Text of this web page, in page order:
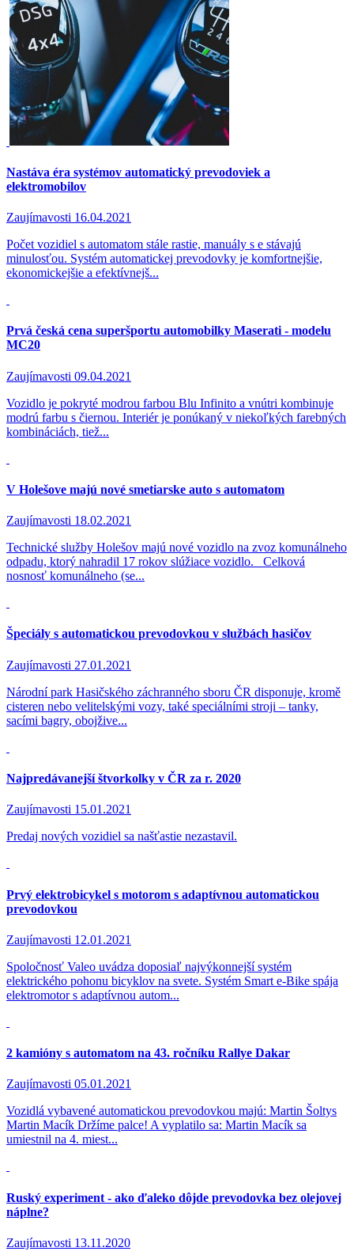
Nastáva éra systémov automatický prevodoviek a
elektromobilov
Zaujímavosti 16.04.2021
Počet vozidiel s automatom stále rastie, manuály s e stávajú
minulosťou. Systém automatickej prevodovky je komfortnejšie,
ekonomickejšie a efektívnejš...
Prvá česká cena superšportu automobilky Maserati - modelu
MC20
Zaujímavosti 09.04.2021
Vozidlo je pokryté modrou farbou Blu Infinito a vnútri kombinuje
modrú farbu s čiernou. Interiér je ponúkaný v niekoľkých farebných
kombináciách, tiež...
V Holešove majú nové smetiarske auto s automatom
Zaujímavosti 18.02.2021
Technické služby Holešov majú nové vozidlo na zvoz komunálneho
odpadu, ktorý nahradil 17 rokov slúžiace vozidlo. Celková
nosnosť komunálneho (se...
Špeciály s automatickou prevodovkou v službách hasičov
Zaujímavosti 27.01.2021
Národní park Hasičského záchranného sboru ČR disponuje, kromě
cisteren nebo velitelskými vozy, také speciálními stroji – tanky,
sacími bagry, obojžive...
Najpredávanejší štvorkolky v ČR za r. 2020
Zaujímavosti 15.01.2021
Predaj nových vozidiel sa našťastie nezastavil.
Prvý elektrobicykel s motorom s adaptívnou automatickou
prevodovkou
Zaujímavosti 12.01.2021
Spoločnosť Valeo uvádza doposiaľ najvýkonnejší systém
elektrického pohonu bicyklov na svete. Systém Smart e-Bike spája
elektromotor s adaptívnou autom...
2 kamióny s automatom na 43. ročníku Rallye Dakar
Zaujímavosti 05.01.2021
Vozidlá vybavené automatickou prevodovkou majú: Martin Šoltys
Martin Macík Držíme palce! A vyplatilo sa: Martin Macík sa
umiestnil na 4. miest...
Ruský experiment - ako ďaleko dôjde prevodovka bez olejovej
náplne?
Zaujímavosti 13.11.2020